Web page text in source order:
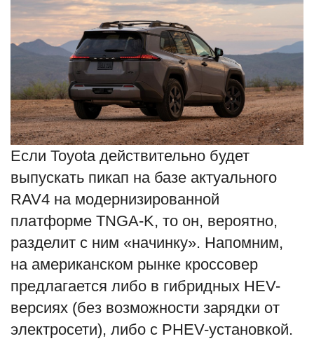
Если Toyota действительно будет
выпускать пикап на базе актуального
RAV4 на модернизированной
платформе TNGA-K, то он, вероятно,
разделит с ним «начинку». Напомним,
на американском рынке кроссовер
предлагается либо в гибридных HEV-
версиях (без возможности зарядки от
электросети), либо с PHEV-установкой.